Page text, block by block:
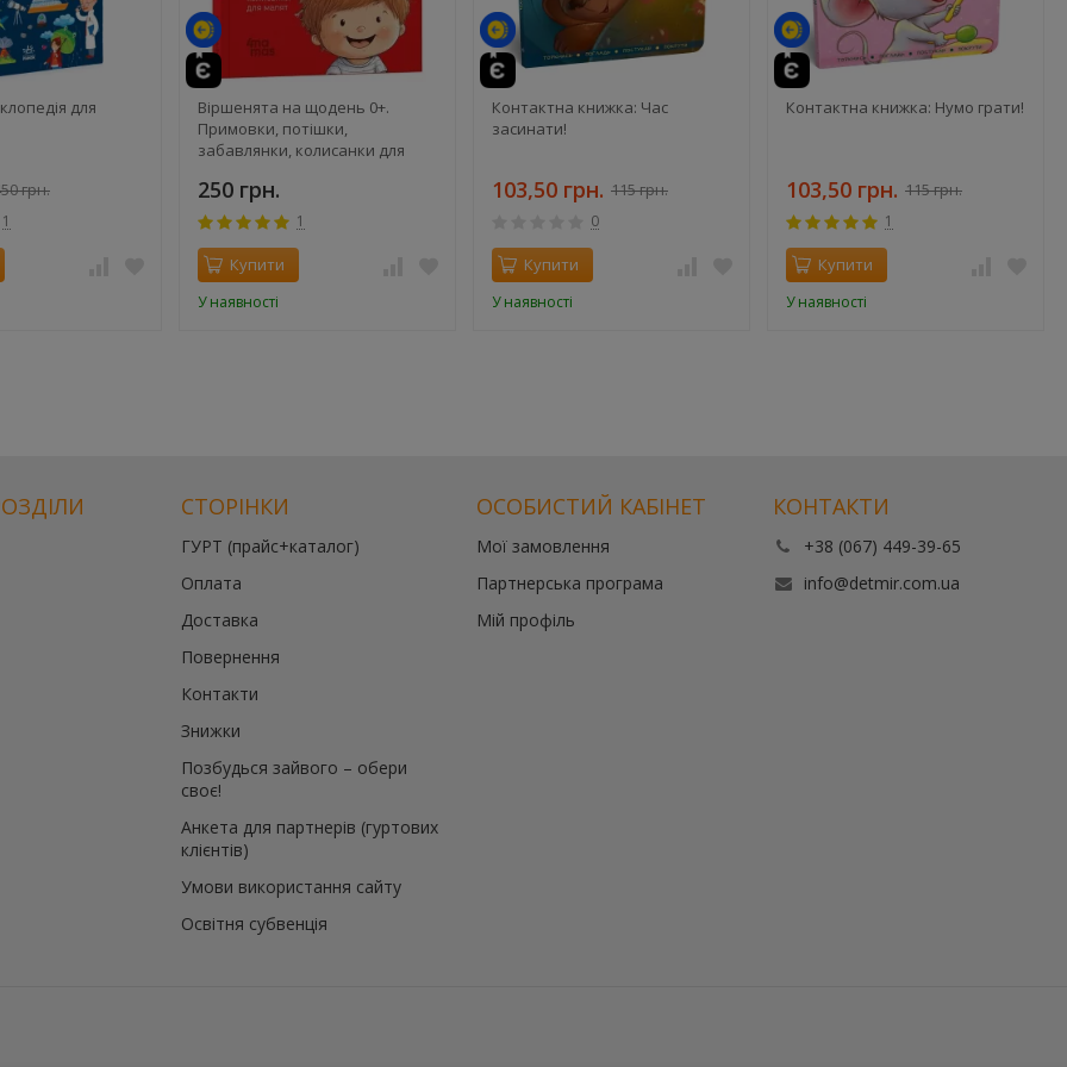
для
грн.
1
Віршенята на щодень 0+.
Примовки, потішки,
забавлянки, колисанки для
Забіяка Ю.
250 грн.
1
Купити
У наявності
Контактна книжка: Час
засинати!
103,50 грн. 115 грн.
0
Купити
У наявності
Контактна книжка: Нумо грати!
103,50 грн. 115 грн.
1
Купити
У наявності
СТОРІНКИ
ГУРТ (прайс+каталог)
Оплата
Доставка
Повернення
Контакти
Знижки
Позбудься зайвого – обери
своє!
Анкета для партнерів (гуртових
клієнтів)
Умови використання сайту
Освітня субвенція
ОСОБИСТИЙ КАБІНЕТ
Мої замовлення
Партнерська програма
Мій профіль
КОНТАКТИ
+38 (067) 449-39-65
info@detmir.com.ua